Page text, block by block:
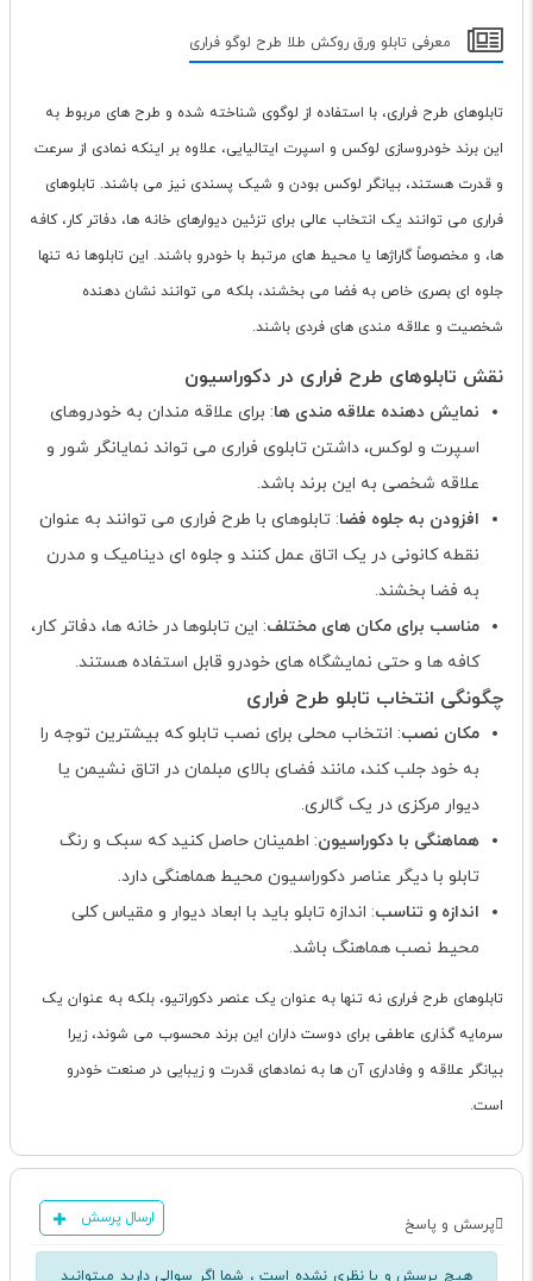
معرفی تابلو ورق روکش طلا طرح لوگو فراری
تابلوهای طرح فراری، با استفاده از لوگوی شناخته شده و طرح های مربوط به
این برند خودروسازی لوکس و اسپرت ایتالیایی، علاوه بر اینکه نمادی از سرعت
و قدرت هستند، بیانگر لوکس بودن و شیک پسندی نیز می باشند. تابلوهای
فراری می توانند یک انتخاب عالی برای تزئین دیوارهای خانه ها، دفاتر کار، کافه
ها، و مخصوصاً گاراژها یا محیط های مرتبط با خودرو باشند. این تابلوها نه تنها
جلوه ای بصری خاص به فضا می بخشند، بلکه می توانند نشان دهنده
شخصیت و علاقه مندی های فردی باشند.
نقش تابلوهای طرح فراری در دکوراسیون
نمایش دهنده علاقه مندی ها: برای علاقه مندان به خودروهای
اسپرت و لوکس، داشتن تابلوی فراری می تواند نمایانگر شور و
علاقه شخصی به این برند باشد.
افزودن به جلوه فضا: تابلوهای با طرح فراری می توانند به عنوان
نقطه کانونی در یک اتاق عمل کنند و جلوه ای دینامیک و مدرن
به فضا بخشند.
مناسب برای مکان های مختلف: این تابلوها در خانه ها، دفاتر کار،
کافه ها و حتی نمایشگاه های خودرو قابل استفاده هستند.
چگونگی انتخاب تابلو طرح فراری
مکان نصب: انتخاب محلی برای نصب تابلو که بیشترین توجه را
به خود جلب کند، مانند فضای بالای مبلمان در اتاق نشیمن یا
دیوار مرکزی در یک گالری.
هماهنگی با دکوراسیون: اطمینان حاصل کنید که سبک و رنگ
تابلو با دیگر عناصر دکوراسیون محیط هماهنگی دارد.
اندازه و تناسب: اندازه تابلو باید با ابعاد دیوار و مقیاس کلی
محیط نصب هماهنگ باشد.
تابلوهای طرح فراری نه تنها به عنوان یک عنصر دکوراتیو، بلکه به عنوان یک
سرمایه گذاری عاطفی برای دوست داران این برند محسوب می شوند، زیرا
بیانگر علاقه و وفاداری آن ها به نمادهای قدرت و زیبایی در صنعت خودرو
است.
پرسش و پاسخ ارسال پرسش
هیچ پرسش و یا نظری نشده است ، شما اگر سوالی دارید میتوانید